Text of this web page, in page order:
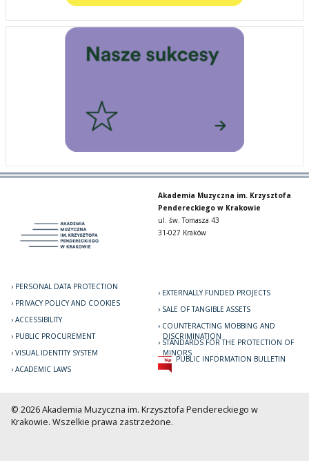
Akademia Muzyczna im. Krzysztofa
Pendereckiego w Krakowie
ul. św. Tomasza 43
31-027 Kraków
PERSONAL DATA PROTECTION
PRIVACY POLICY AND COOKIES
ACCESSIBILITY
PUBLIC PROCUREMENT
VISUAL IDENTITY SYSTEM
ACADEMIC LAWS
EXTERNALLY FUNDED PROJECTS
SALE OF TANGIBLE ASSETS
COUNTERACTING MOBBING AND
DISCRIMINATION
STANDARDS FOR THE PROTECTION OF
MINORS
PUBLIC INFORMATION BULLETIN
© 2026 Akademia Muzyczna im. Krzysztofa Pendereckiego w
Krakowie. Wszelkie prawa zastrzeżone.